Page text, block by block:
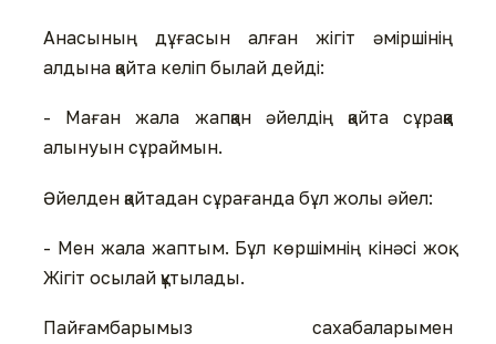
Анасының дұғасын алған жігіт әміршінің
алдына қайта келіп былай дейді:
- Маған жала жапқан әйелдің қайта сұраққа
алынуын сұраймын.
Әйелден қайтадан сұрағанда бұл жолы әйел:
- Мен жала жаптым. Бұл көршімнің кінәсі жоқ.
Жігіт осылай құтылады.
Пайғамбарымыз сахабаларымен